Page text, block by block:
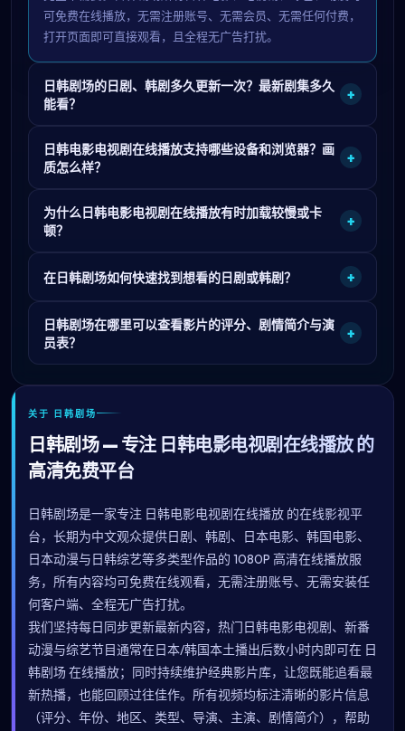
可免费在线播放，无需注册账号、无需会员、无需任何付费，
打开页面即可直接观看，且全程无广告打扰。
日韩剧场的日剧、韩剧多久更新一次？最新剧集多久
能看？
+
日韩电影电视剧在线播放支持哪些设备和浏览器？画
质怎么样？
+
为什么日韩电影电视剧在线播放有时加载较慢或卡
顿？
+
在日韩剧场如何快速找到想看的日剧或韩剧？ +
日韩剧场在哪里可以查看影片的评分、剧情简介与演
员表？
+
关于 日韩剧场
日韩剧场 — 专注 日韩电影电视剧在线播放 的
高清免费平台
日韩剧场是一家专注 日韩电影电视剧在线播放 的在线影视平
台，长期为中文观众提供日剧、韩剧、日本电影、韩国电影、
日本动漫与日韩综艺等多类型作品的 1080P 高清在线播放服
务，所有内容均可免费在线观看，无需注册账号、无需安装任
何客户端、全程无广告打扰。
我们坚持每日同步更新最新内容，热门日韩电影电视剧、新番
动漫与综艺节目通常在日本/韩国本土播出后数小时内即可在 日
韩剧场 在线播放；同时持续维护经典影片库，让您既能追看最
新热播，也能回顾过往佳作。所有视频均标注清晰的影片信息
（评分、年份、地区、类型、导演、主演、剧情简介），帮助